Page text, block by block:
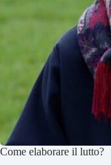
Come elaborare il lutto?